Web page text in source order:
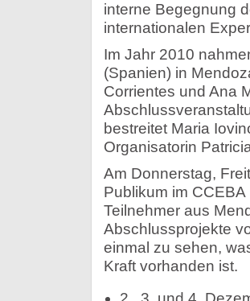
interne Begegnung
internationalen
Im Jahr 2010
(Spanien) in
Corrientes und Ana
bestreitet Maria
Organisatorin
Am Donnerstag,
Publikum im
Teilnehmer aus
Abschlussprojekte
einmal zu sehen,
Kraft vorhanden ist.